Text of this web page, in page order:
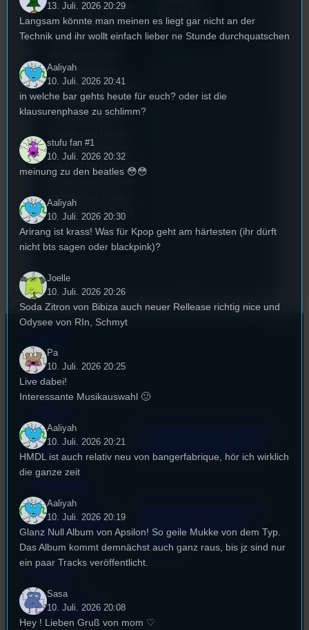
Stummfilmfestivals
Deutschland und
wurde auch mit
Stummfilmpreis
2022 gekürt. Diesen
Sommer geht das
Festival in die 44.
die Festivalleitung,
hat sich für uns Zeit
wichtigsten Fragen
rund um das Event
zu beantworten.
Stufu.
FAQ
Impressum
Cookie-Richtlinie
(EU)
EPK & Presse
Start your own radio
station!
13. Juli. 2026 20:29
Langsam könnte man meinen es liegt gar nicht an der
Technik und ihr wollt einfach lieber ne Stunde durchquatschen
Aaliyah
10. Juli. 2026 20:41
in welche bar gehts heute für euch? oder ist die
klausurenphase zu schlimm?
stufu fan #1
10. Juli. 2026 20:32
meinung zu den beatles 😳😳
Aaliyah
10. Juli. 2026 20:30
Arirang ist krass! Was für Kpop geht am härtesten (ihr dürft
nicht bts sagen oder blackpink)?
Joelle
10. Juli. 2026 20:26
Soda Zitron von Bibiza auch neuer Rellease richtig nice und
Odysee von RIn, Schmyt
Pa
10. Juli. 2026 20:25
Live dabei!
Interessante Musikauswahl 🙂
Aaliyah
10. Juli. 2026 20:21
HMDL ist auch relativ neu von bangerfabrique, hör ich wirklich
die ganze zeit
Aaliyah
10. Juli. 2026 20:19
Glanz Null Album von Apsilon! So geile Mukke von dem Typ.
Das Album kommt demnächst auch ganz raus, bis jz sind nur
ein paar Tracks veröffentlicht.
Sasa
10. Juli. 2026 20:08
Hey ! Lieben Gruß von mom ♡